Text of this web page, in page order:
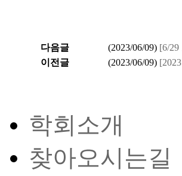
다음글 (2023/06/09) [6/
이전글
(2023/06/09)
학회소개
찾아오시는길